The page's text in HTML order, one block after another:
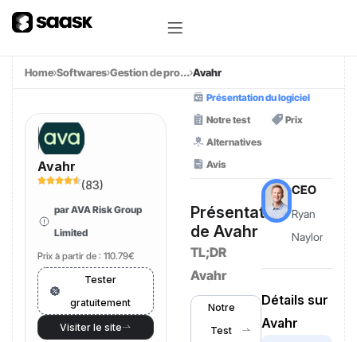
Home Softwares Gestion de pro... Avahr
Avahr
(83)
par AVA Risk Group
Limited
Prix à partir de : 110.79€
Tester
gratuitement
Visiter le site
Présentation du logiciel
Notre test
Prix
Alternatives
Avis
Présentation
de Avahr
TL;DR
Avahr
Notre
Test
CEO
Ryan
Naylor
Détails sur
Avahr